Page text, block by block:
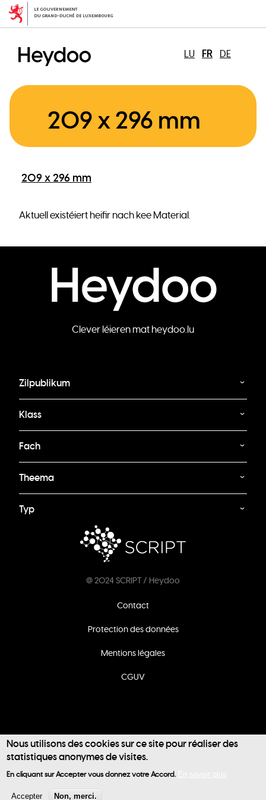
Aller
au
principal
User
account
LU FR DE
209 x 296 mm
209 x 296 mm
Aktuell existéiert heifir nach kee Material.
Clever léieren mat heydoo.lu
Zilpublikum
Klass
Fach
Theema
Typ
@ 2024 SCRIPT / Heydoo
Contact
Protection des données
Mentions légales
CGUV
Nous utilisons des cookies sur ce site pour réaliser des
statistiques anonymes de visites.
En cliquant sur Accepter vous donnez votre Accord.
Accepter Non, merci.